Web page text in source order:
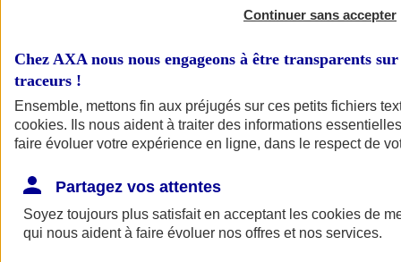
solutions concrètes en cas de crise, ainsi que la prise en charge de
Consulter les documents d’informations
le document d'informations sur le produit
d'assurance responsabilité civile du dirigeant (CS)
Continuer sans accepter
Chez AXA nous nous engageons à être transparents
traceurs !
Ensemble, mettons fin aux préjugés sur ces petits fichiers
cookies. Ils nous aident à traiter des informations
faire évoluer votre expérience en ligne, dans le respect de
Partagez vos attentes
Soyez toujours plus satisfait en acceptant les cookies de
qui nous aident à faire évoluer nos offres et nos services.